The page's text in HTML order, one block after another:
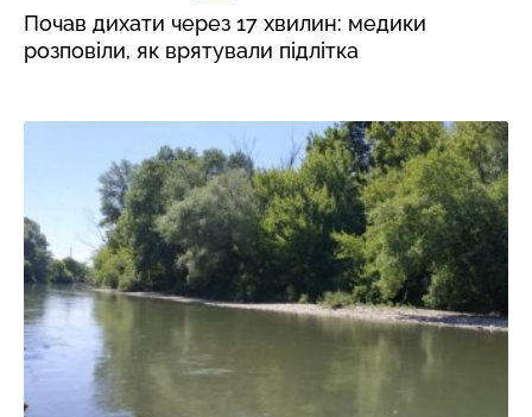
Почав дихати через 17 хвилин: медики
розповіли, як врятували підлітка